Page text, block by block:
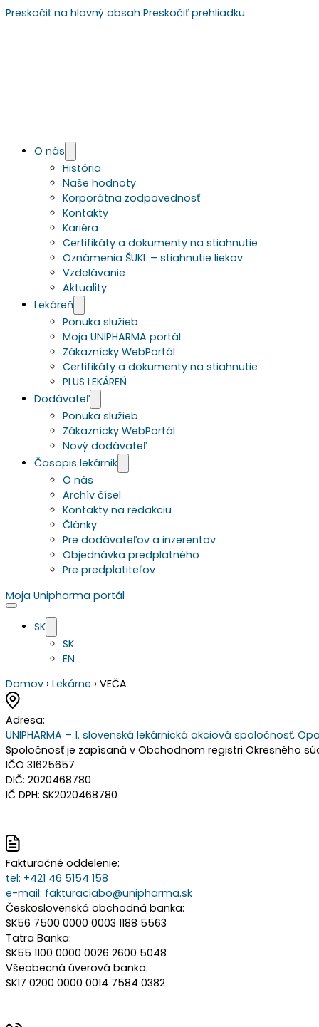
Preskočiť na hlavný obsah Preskočiť prehliadku
O nás
História
Naše hodnoty
Korporátna zodpovednosť
Kontakty
Kariéra
Certifikáty a dokumenty na stiahnutie
Oznámenia ŠUKL – stiahnutie liekov
Vzdelávanie
Aktuality
Lekáreň
Ponuka služieb
Moja UNIPHARMA portál
Zákaznícky WebPortál
Certifikáty a dokumenty na stiahnutie
PLUS LEKÁREŇ
Dodávateľ
Ponuka služieb
Zákaznícky WebPortál
Nový dodávateľ
Časopis lekárnik
O nás
Archív čísel
Kontakty na redakciu
Články
Pre dodávateľov a inzerentov
Objednávka predplatného
Pre predplatiteľov
Moja Unipharma portál
SK
SK
EN
Domov › Lekárne › VEČA
Adresa:
UNIPHARMA – 1. slovenská lekárnická akciová spoločnosť,
Spoločnosť je zapísaná v Obchodnom registri Okresného
IČO 31625657
DIČ: 2020468780
IČ DPH: SK2020468780
Fakturačné oddelenie:
tel: +421 46 5154 158
e-mail: fakturaciabo@unipharma.sk
Československá obchodná banka:
SK56 7500 0000 0003 1188 5563
Tatra Banka:
SK55 1100 0000 0026 2600 5048
Všeobecná úverová banka:
SK17 0200 0000 0014 7584 0382